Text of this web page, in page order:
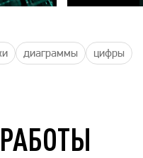
диаграммы цифры